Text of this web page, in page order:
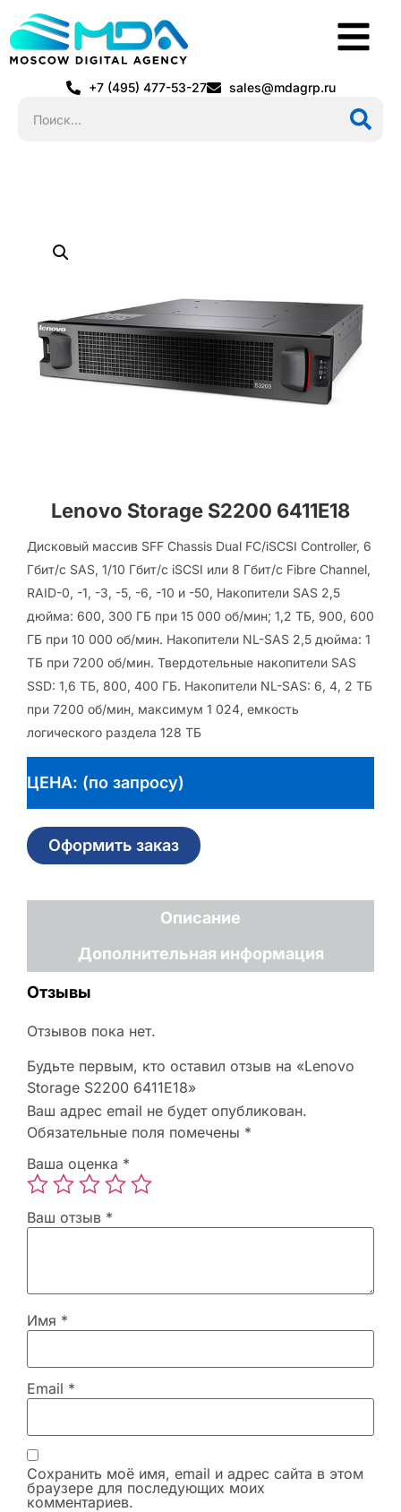
+7 (495) 477-53-27 sales@mdagrp.ru
Lenovo Storage S2200 6411E18
Дисковый массив SFF Chassis Dual FC/iSCSI Controller, 6
Гбит/с SAS, 1/10 Гбит/с iSCSI или 8 Гбит/с Fibre Channel,
RAID-0, -1, -3, -5, -6, -10 и -50, Накопители SAS 2,5
дюйма: 600, 300 ГБ при 15 000 об/мин; 1,2 ТБ, 900, 600
ГБ при 10 000 об/мин. Накопители NL-SAS 2,5 дюйма: 1
ТБ при 7200 об/мин. Твердотельные накопители SAS
SSD: 1,6 ТБ, 800, 400 ГБ. Накопители NL-SAS: 6, 4, 2 ТБ
при 7200 об/мин, максимум 1 024, емкость
логического раздела 128 ТБ
ЦЕНА: (по запросу)
Оформить заказ
Описание
Дополнительная информация
Отзывы
Отзывов пока нет.
Будьте первым, кто оставил отзыв на «Lenovo
Storage S2200 6411E18»
Ваш адрес email не будет опубликован.
Обязательные поля помечены *
Ваша оценка *
Ваш отзыв *
Имя *
Email *
Сохранить моё имя, email и адрес сайта в этом
браузере для последующих моих
комментариев.